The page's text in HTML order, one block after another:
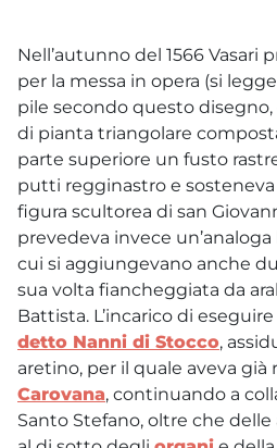
Nell’autunno del 1566
per la messa in opera (si
pile secondo questo disegno,
di pianta triangolare
parte superiore un fusto
putti regginastro e
figura scultorea di san
prevedeva invece
cui si aggiungevano anche
sua volta fiancheggiata da
Battista. L’incarico di
detto Nanni di Stocco,
aretino, per il quale aveva già
Carovana, continuando a
Santo Stefano, oltre che